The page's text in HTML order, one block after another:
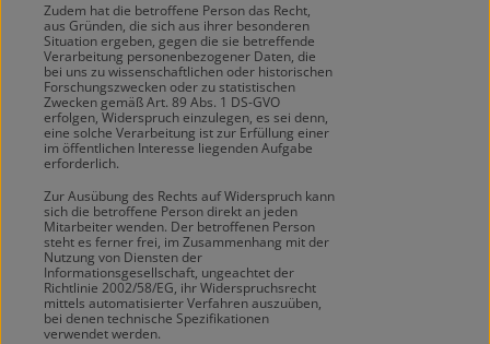
Zudem hat die betroffene Person das Recht,
aus Gründen, die sich aus ihrer besonderen
Situation ergeben, gegen die sie betreffende
Verarbeitung personenbezogener Daten, die
bei uns zu wissenschaftlichen oder historischen
Forschungszwecken oder zu statistischen
Zwecken gemäß Art. 89 Abs. 1 DS-GVO
erfolgen, Widerspruch einzulegen, es sei denn,
eine solche Verarbeitung ist zur Erfüllung einer
im öffentlichen Interesse liegenden Aufgabe
erforderlich.
Zur Ausübung des Rechts auf Widerspruch kann
sich die betroffene Person direkt an jeden
Mitarbeiter wenden. Der betroffenen Person
steht es ferner frei, im Zusammenhang mit der
Nutzung von Diensten der
Informationsgesellschaft, ungeachtet der
Richtlinie 2002/58/EG, ihr Widerspruchsrecht
mittels automatisierter Verfahren auszuüben,
bei denen technische Spezifikationen
verwendet werden.